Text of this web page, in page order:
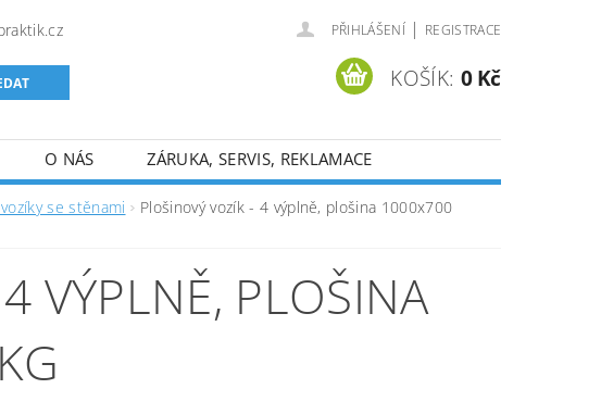
PŘIHLÁŠENÍ | REGISTRACE
KOŠÍK: 0 Kč
O NÁS ZÁRUKA, SERVIS, REKLAMACE
se stěnami
Plošinový vozík - 4 výplně, plošina 1000x700
VÝPLNĚ, PLOŠINA